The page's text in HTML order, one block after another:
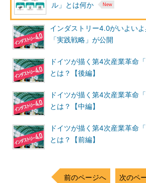
ル」とは何か
インダストリー4.0がいよい
「実践戦略」が公開
ドイツが描く第4次産業革命
とは？【後編】
ドイツが描く第4次産業革命
とは？【中編】
ドイツが描く第4次産業革命
とは？【前編】
前のページへ 次のペ